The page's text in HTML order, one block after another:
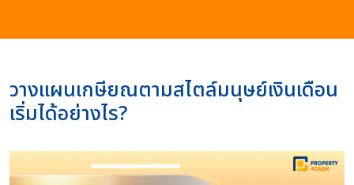
วางแผนเกษียณตามสไตล์มนุษย์เงินเดือน
เริ่มได้อย่างไร?